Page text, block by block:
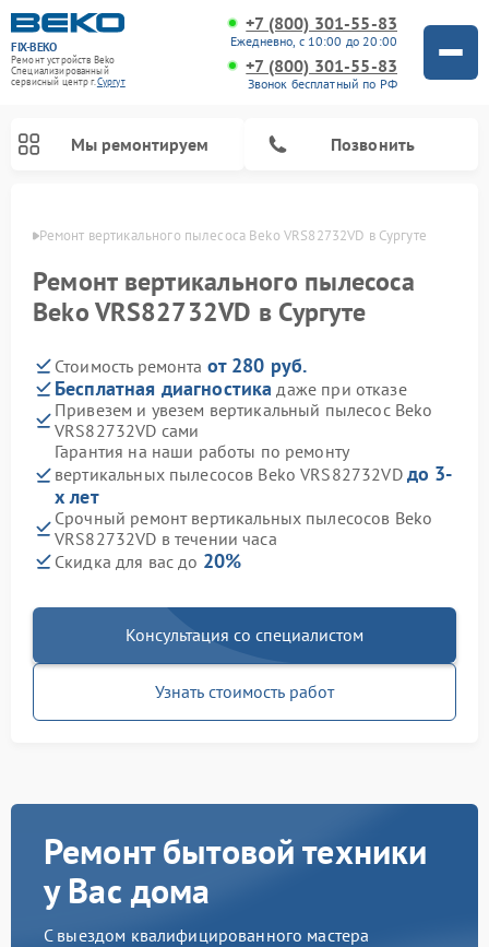
FIX-BEKO
Ремонт устройств Beko
Специализированный
cервисный центр г.Сургут
+7 (800) 301-55-83
Ежедневно, с 10:00 до 20:00
+7 (800) 301-55-83
Звонок бесплатный по РФ
Мы ремонтируем Позвонить
Ремонт вертикального пылесоса Beko VRS82732VD в Сургуте
Ремонт вертикального пылесоса
Beko VRS82732VD в Сургуте
Стоимость ремонта от 280 руб.
Бесплатная диагностика даже при отказе
Привезем и увезем вертикальный пылесос Beko
VRS82732VD сами
Гарантия на наши работы по ремонту
вертикальных пылесосов Beko VRS82732VD до 3-
х лет
Срочный ремонт вертикальных пылесосов Beko
VRS82732VD в течении часа
Скидка для вас до 20%
Консультация со специалистом
Узнать стоимость работ
Ремонт бытовой техники
у Вас дома
С выездом квалифицированного мастера